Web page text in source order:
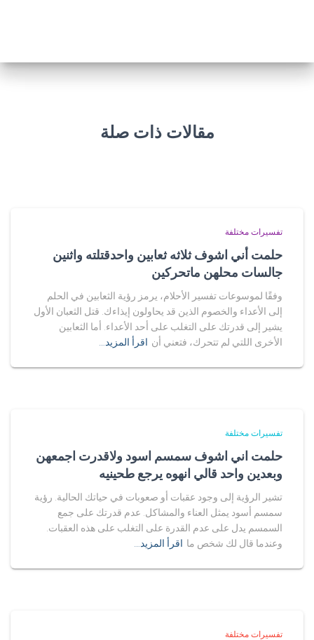
مقالات ذات صلة
تفسيرات مختلفة
حلمت أني اشوف ثلاثه ثعابين واحدقتلته واثنين
جالسات محلهن ماتحركين
وفقًا لموسوعات تفسير الأحلام، يرمز رؤية الثعابين في الحلم
إلى الأعداء والخصوم الذين قد يحاولون إيذاءك. قتل الثعبان الأول
يشير إلى قدرتك على التغلب على أحد الأعداء. أما الثعابين
الأخرى اللتي لم تتحرك، فتعني أن اقرأ المزيد…
تفسيرات مختلفة
حلمت اني اشوف سمسم اسود ولاقدرت اجمعهن
وبعدين واحد قالي انهوه يرجع طحينيه
تشير الرؤية إلى وجود عقبات أو صعوبات في حياتك الحالية. رؤية
سمسم أسود يمثل العناء والمشاكل. عدم قدرتك على جمع
السمسم يدل على عدم القدرة على التغلب على هذه العقبات.
وعندما قال لك شخص ما اقرأ المزيد…
تفسيرات مختلفة